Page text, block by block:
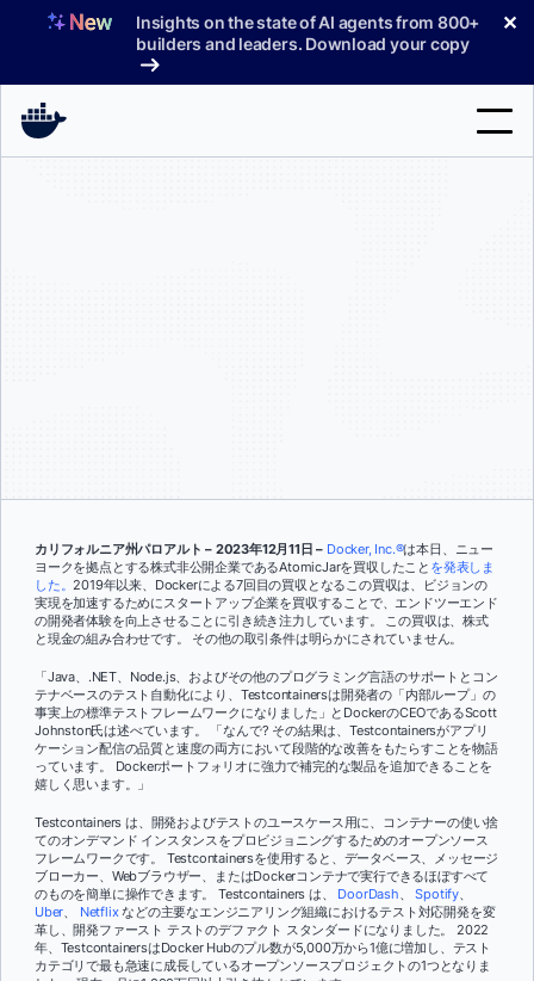
へ
Insights on the state of AI agents from 800+
builders and leaders. Download your copy
✕
カリフォルニア州パロアルト – 2023年12月11日 – Docker, Inc.®は本日、ニュー
ヨークを拠点とする株式非公開企業であるAtomicJarを買収したこと を発表しま
した。2019年以来、Dockerによる7回目の買収となるこの買収は、ビジョンの
実現を加速するためにスタートアップ企業を買収することで、エンドツーエンド
の開発者体験を向上させることに引き続き注力しています。 この買収は、株式
と現金の組み合わせです。 その他の取引条件は明らかにされていません。
「Java、.NET、Node.js、およびその他のプログラミング言語のサポートとコン
テナベースのテスト自動化により、Testcontainersは開発者の「内部ループ」の
事実上の標準テストフレームワークになりました」とDockerのCEOであるScott
Johnston氏は述べています。 「なんで? その結果は、Testcontainersがアプリ
ケーション配信の品質と速度の両方において段階的な改善をもたらすことを物語
っています。 Dockerポートフォリオに強力で補完的な製品を追加できることを
嬉しく思います。」
Testcontainers は、開発およびテストのユースケース用に、コンテナーの使い捨
てのオンデマンド インスタンスをプロビジョニングするためのオープンソース
フレームワークです。 Testcontainersを使用すると、データベース、メッセージ
ブローカー、Webブラウザー、またはDockerコンテナで実行できるほぼすべて
のものを簡単に操作できます。 Testcontainers は、 DoorDash 、Spotify
Uber
Netflixなどの主要なエンジニアリング組織におけるテスト対応開発を変
革し、開発ファースト テストのデファクト スタンダードになりました。 2022
年、TestcontainersはDocker Hubのプル数が5,000万から1億に増加し、テスト
カテゴリで最も急速に成長しているオープンソースプロジェクトの1つとなりま